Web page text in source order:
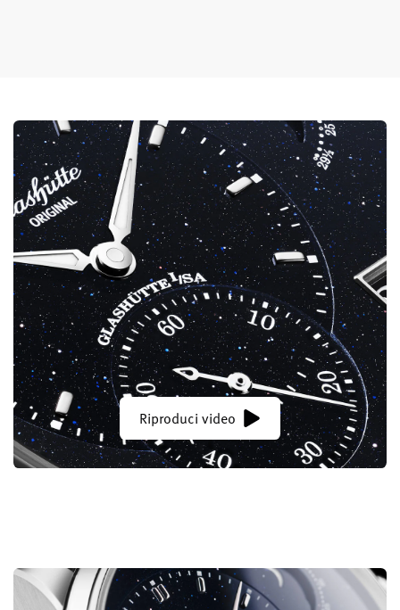
Riproduci video